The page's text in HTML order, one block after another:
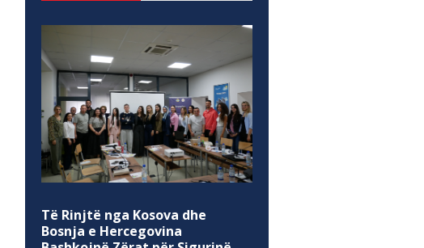
Të Rinjtë nga Kosova dhe
Bosnja e Hercegovina